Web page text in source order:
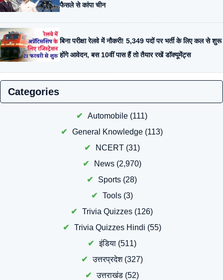
फैसले से कांपा चीन
बिना परीक्षा रेलवे में नौकरी! 5,349 पदों पर भर्ती के लिए कल से शुरू
होंगे आवेदन, बस 10वीं पास हैं तो तैयार रखें डॉक्यूमेंट्स
Categories
Automobile (111)
General Knowledge (113)
NCERT(31)
News(2,970)
Sports (28)
Tools(3)
Trivia Quizzes (126)
Trivia Quizzes Hindi (55)
इंडिया(511)
उत्तरप्रदेश(327)
उत्तराखंड(52)